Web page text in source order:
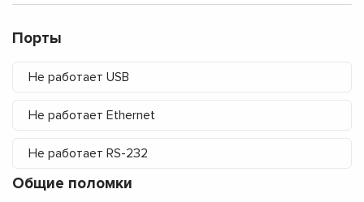
Порты
Не работает USB
Не работает Ethernet
Не работает RS-232
Общие поломки